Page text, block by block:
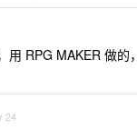
RPG MAKER 做的
24